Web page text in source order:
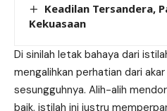
Keadilan Tersandera,
Kekuasaan
Di sinilah letak bahaya dari
mengalihkan perhatian dari
sesungguhnya. Alih-alih
baik, istilah ini justru